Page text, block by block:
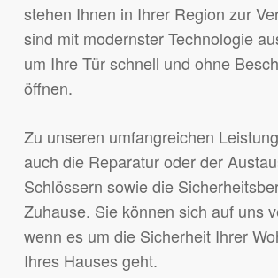
stehen Ihnen in Ihrer Region zur
sind mit modernster Technologie
um Ihre Tür schnell und ohne
öffnen.
Zu unseren umfangreichen
auch die Reparatur oder der
Schlössern sowie die
Zuhause. Sie können sich auf uns
wenn es um die Sicherheit Ihrer
Ihres Hauses geht.